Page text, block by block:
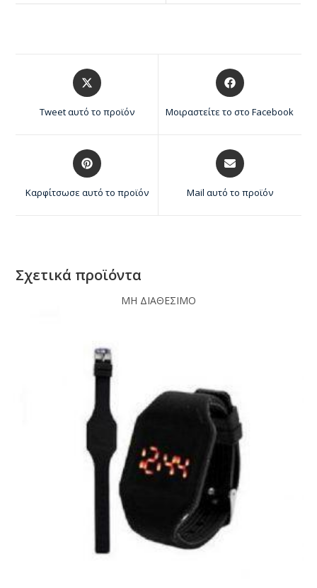
Tweet αυτό το προϊόν Μοιραστείτε το στο Facebook
Καρφίτσωσε αυτό το προϊόν Mail αυτό το προϊόν
Σχετικά προϊόντα
ΜΗ ΔΙΑΘΕΣΙΜΟ